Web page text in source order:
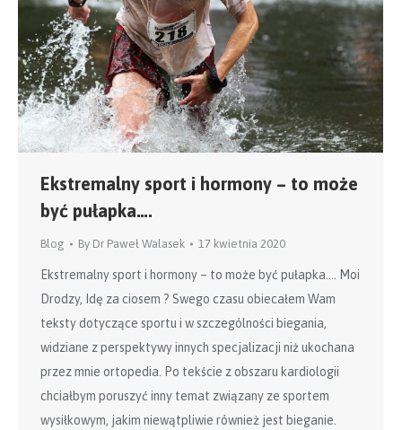
Ekstremalny sport i hormony – to może
być pułapka….
Blog By Dr Paweł Walasek 17 kwietnia 2020
Ekstremalny sport i hormony – to może być pułapka…. Moi
Drodzy, Idę za ciosem ? Swego czasu obiecałem Wam
teksty dotyczące sportu i w szczególności biegania,
widziane z perspektywy innych specjalizacji niż ukochana
przez mnie ortopedia. Po tekście z obszaru kardiologii
chciałbym poruszyć inny temat związany ze sportem
wysiłkowym, jakim niewątpliwie również jest bieganie.